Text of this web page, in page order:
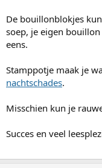
De bouillonblokjes
soep, je eigen
eens.
Stamppotje maak je
nachtschades.
Misschien kun je
Succes en veel